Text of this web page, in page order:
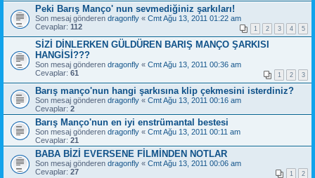
Peki Barış Manço' nun sevmediğiniz şarkıları!
Son mesaj gönderen dragonfly « Cmt Ağu 13, 2011 01:22 am
Cevaplar: 112 1 2 3 4 5
SİZİ DİNLERKEN GÜLDÜREN BARIŞ MANÇO ŞARKISI
HANGİSİ???
Son mesaj gönderen dragonfly « Cmt Ağu 13, 2011 00:36 am
Cevaplar: 61 1 2 3
Barış manço'nun hangi şarkısına klip çekmesini isterdiniz?
Son mesaj gönderen dragonfly « Cmt Ağu 13, 2011 00:16 am
Cevaplar: 2
Barış Manço'nun en iyi enstrümantal bestesi
Son mesaj gönderen dragonfly « Cmt Ağu 13, 2011 00:11 am
Cevaplar: 21
BABA BİZİ EVERSENE FİLMİNDEN NOTLAR
Son mesaj gönderen dragonfly « Cmt Ağu 13, 2011 00:06 am
Cevaplar: 27 1 2